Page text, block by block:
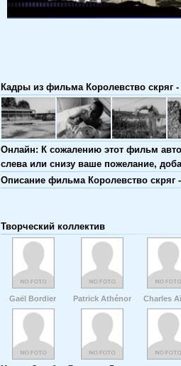
Кадры из фильма Королевство скряг
Онлайн: К сожалению этот фильм
слева или снизу ваше пожелание,
Описание фильма Королевство скряг
Творческий коллектив
Gaël Bordier Patrick Athénor Charles